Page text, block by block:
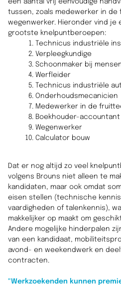
tussen, zoals medewerker in de
wegenwerker. Hieronder vind je
grootste knelpuntberoepen:
Technicus industriële
Verpleegkundige
Schoonmaker bij
Werfleider
Technicus industriële
Onderhoudsmecanicien
Medewerker in de
Boekhouder-accountant
Wegenwerker
Calculator bouw
Dat er nog altijd zo veel
volgens Brouns niet alleen te
kandidaten, maar ook omdat
eisen stellen (technische
vaardigheden of talenkennis),
makkelijker op maakt om
Andere mogelijke hinderpalen
van een kandidaat,
avond- en weekendwerk en
contracten.
"Werkzoekenden kunnen